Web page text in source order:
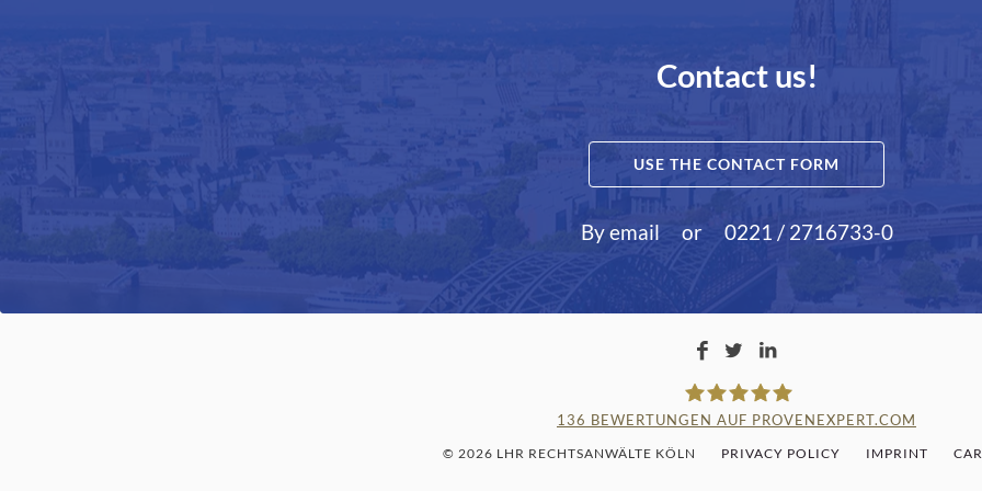
Contact us!
USE THE CONTACT FORM
By email or 0221 / 2716733-0
LAMPMANN, HABERKAMM &
136 BEWERTUNGEN AUF PROVENEXPERT.COM
© 2026 LHR RECHTSANWÄLTE KÖLN PRIVACY POLICY IMPRINT